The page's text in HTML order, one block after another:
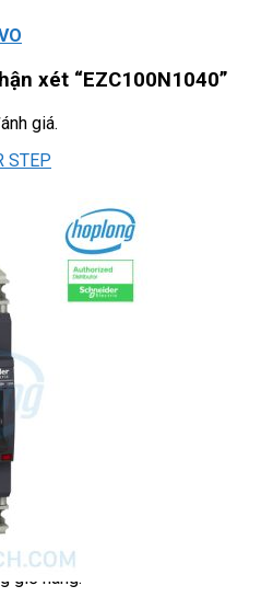
STEP
tròn
NÚT NHẤN
có khóa
khẩn
/ Công tắc
giỏ hàng.
xét “EZC100N1040”
giá.